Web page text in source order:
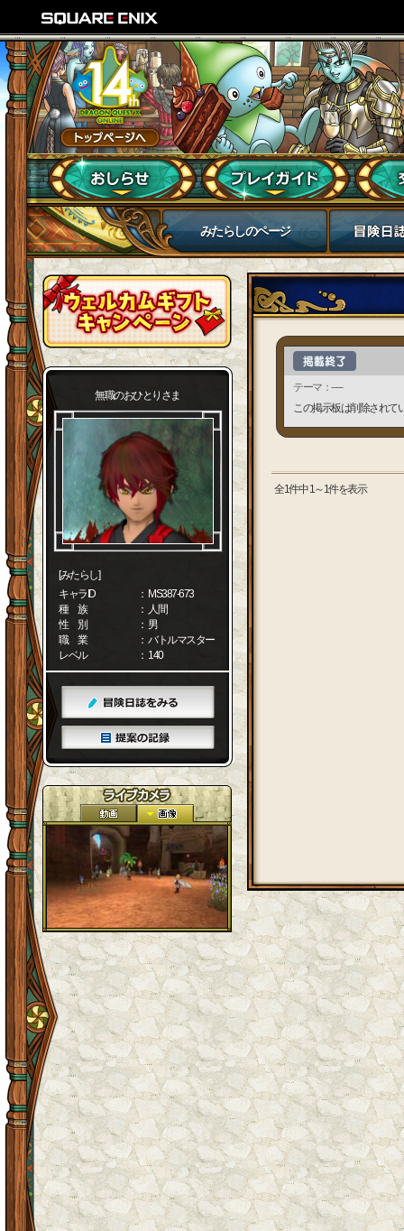
みたらしのページ
無職のおひとりさま
[みたらし]
キャラID
： MS387-673
種 族
： 人間
性 別
： 男
職 業
： バトルマスター
レベル
： 140
テーマ：-----
この掲示板は削除されて
全1件中 1～1件を表示